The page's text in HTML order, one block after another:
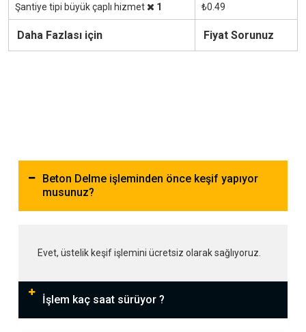
Şantiye tipi büyük çaplı hizmet 1 ₺0.49
Daha Fazlası için Fiyat Sorunuz
Beton Delme işleminden önce keşif yapıyor
musunuz?
Evet, üstelik keşif işlemini ücretsiz olarak sağlıyoruz.
İşlem kaç saat sürüyor ?